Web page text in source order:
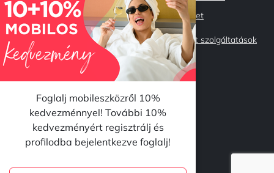
Rólunk
Adatvédelem
Impresszum
Miért az Accent?
Accent Market
Management szolgáltatások
Csapatunk
KÖVESS MINKET
Foglalj mobileszközről 10%
kedvezménnyel! További 10%
kedvezményért regisztrálj és
profilodba bejelentkezve foglalj!